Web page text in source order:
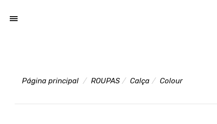
Página principal ROUPAS Calça Colour